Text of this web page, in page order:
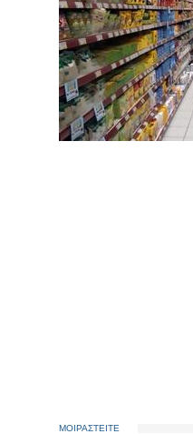
ΜΟΙΡΑΣΤΕΙΤΕ